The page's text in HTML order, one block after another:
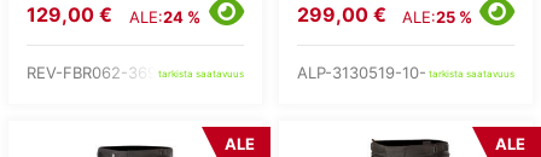
129,00 € ALE:24 %
REV-FBR062-3690-tarkista saatavuus
299,00 € ALE:25 %
ALP-3130519-10- tarkista saatavuus
ALE ALE